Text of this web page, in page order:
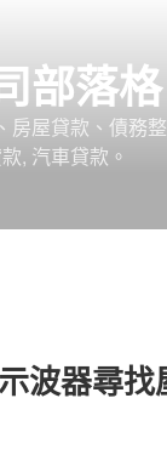
部落格
屋貸款、債務
, 汽車貸款。
波器尋找